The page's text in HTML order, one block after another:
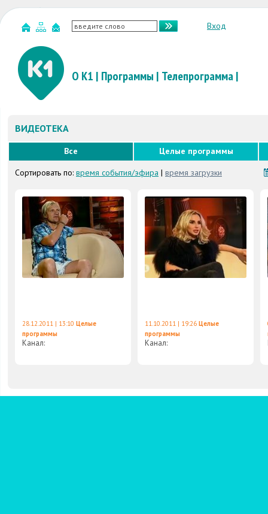
Вход
О К1 | Программы | Телепрограмма|
ВИДЕОТЕКА
Все
Целые программы
Сортировать по: время события/эфира | время загрузки
28.12.2011 | 13:10 Целые
программы
Канал:
11.10.2011 | 19:26 Целые
программы
Канал: